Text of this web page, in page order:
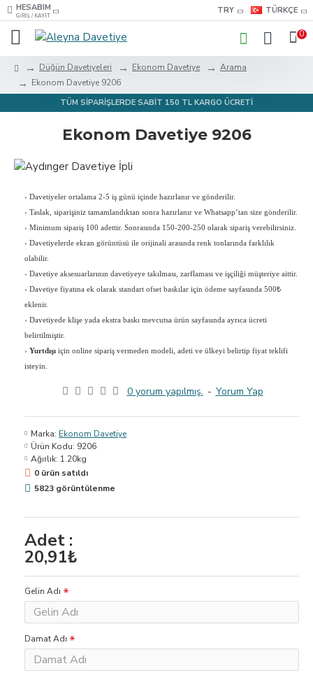
HESABIM
GIRIŞ / KAYIT
TRY TÜRKÇE
0
Düğün Davetiyeleri Ekonom Davetiye
Arama
Ekonom Davetiye 9206
TÜM SİPARİŞLERDE SABİT 150 TL KARGO ÜCRETİ
Ekonom Davetiye 9206
› Davetiyeler ortalama 2-5 iş günü içinde hazırlanır ve gönderilir.
› Taslak, siparişiniz tamamlandıktan sonra hazırlanır ve Whatsapp’tan size gönderilir.
› Minimum sipariş 100 adettir. Sonrasında 150-200-250 olarak sipariş verebilirsiniz.
› Davetiyelerde ekran görüntüsü ile orijinali arasında renk tonlarında farklılık
olabilir.
› Davetiye aksesuarlarının davetiyeye takılması, zarflaması ve işçiliği müşteriye aittir.
› Davetiye fiyatına ek olarak standart ofset baskılar için ödeme sayfasında 500₺
eklenir.
› Davetiyede klişe yada ekstra baskı mevcutsa ürün sayfasında ayrıca ücreti
belirtilmiştir.
› Yurtdışı için online sipariş vermeden modeli, adeti ve ülkeyi belirtip fiyat teklifi
isteyin.
0 yorum yapılmış. - Yorum Yap
Adet :
20,91₺
Marka: Ekonom Davetiye
Ürün Kodu: 9206
Ağırlık: 1.20kg
0 ürün satıldı
5823 görüntülenme
Gelin Adı
Damat Adı